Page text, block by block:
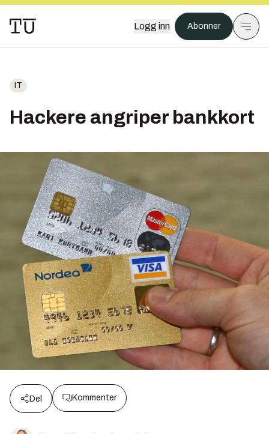
Logg inn Abonner
IT
Hackere angriper bankkort
Del Kommenter